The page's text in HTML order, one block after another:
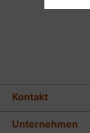
Kontakt
Unternehmen